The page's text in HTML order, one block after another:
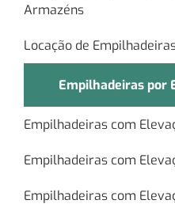
Armazéns
Locação de
Empilhadeiras por
Empilhadeiras com
Empilhadeiras com
Empilhadeiras com